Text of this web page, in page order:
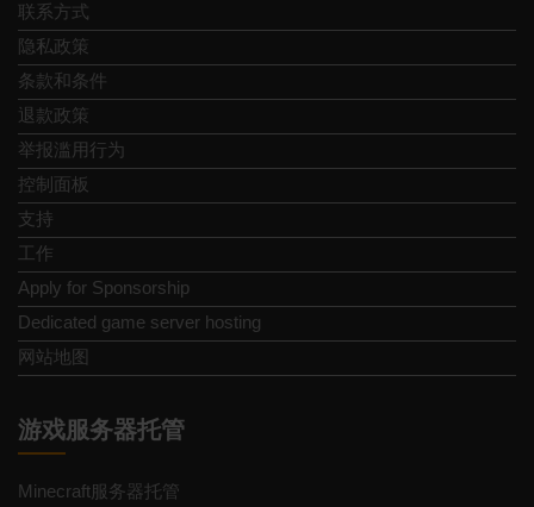
联系方式
隐私政策
条款和条件
退款政策
举报滥用行为
控制面板
支持
工作
Apply for Sponsorship
Dedicated game server hosting
网站地图
游戏服务器托管
Minecraft服务器托管